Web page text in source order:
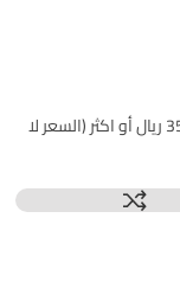
احصل على شحن مجاني عند شرائك سلع بقيمة 350 ريال أو اكثر (السعر لا